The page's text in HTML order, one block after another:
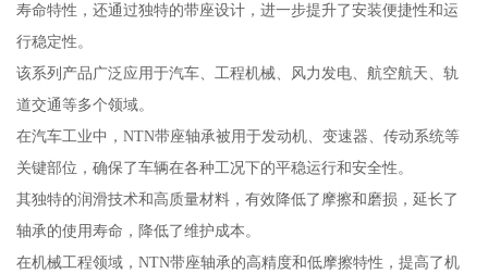
寿命特性，还通过独特的带座设计，进一步提升了安装便捷性和运
行稳定性。
该系列产品广泛应用于汽车、工程机械、风力发电、航空航天、轨
道交通等多个领域。
在汽车工业中，NTN带座轴承被用于发动机、变速器、传动系统等
关键部位，确保了车辆在各种工况下的平稳运行和安全性。
其独特的润滑技术和高质量材料，有效降低了摩擦和磨损，延长了
轴承的使用寿命，降低了维护成本。
在机械工程领域，NTN带座轴承的高精度和低摩擦特性，提高了机